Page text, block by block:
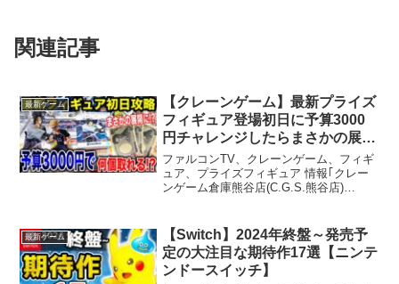
関連記事
最新ゲーム
【クレーンゲーム】最新プライズ
フィギュア登場初日に予算3000
円チャレンジしたらまさかの展開
に！？新景品を何個取れる！？ #
橋渡し設定 #UFOキャッチャー #
クレーンゲーム
ファルコンTV、クレーンゲーム、フィギ
ュア、プライズフィギュア 情報｢クレー
ンゲーム倉庫熊谷店(C.G.S.熊谷店)
Instagramはこちら→・...
最新ゲーム
【Switch】2024年終盤～発売予
定の大注目な期待作17選【ニンテ
ンドースイッチ】